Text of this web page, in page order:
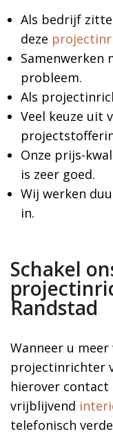
Als bedrijf
deze
Samenwerken
probleem.
Als
Veel keuze uit
Onze prijs-
is zeer goed.
Wij werken
in.
Schakel
Randstad
Wanneer u
projectinrichter
hierover
vrijblijvend
telefonisch